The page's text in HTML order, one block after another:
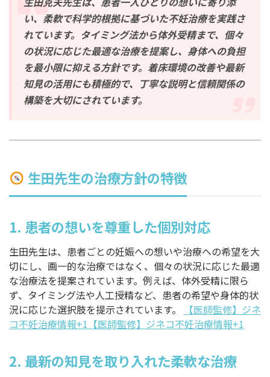
い、柔軟で科学的根拠に基づいた不妊治療を実践さ
れています。タイミング法から体外受精まで、個々
の状況に応じた最適な治療を提案し、身体への負担
を最小限に抑える方針です。着床環境の改善や最新
知見の活用にも積極的で、丁寧な説明と信頼関係の
構築を大切にされています。
生田先生の治療方針の特徴
1. 患者の想いを尊重した個別対応
生田先生は、患者ごとの妊娠への想いや治療への希望を大
切にし、画一的な治療ではなく、個々の状況に応じた最適
な治療法を提案されています。例えば、体外受精に限ら
ず、タイミング法や人工授精など、患者の希望や身体的状
況に応じた選択肢を提示されています。
【医師監修】ジネ
コ不妊治療情報+1【医師監修】ジネコ不妊治療情報+1
2. 最新の知見を取り入れた柔軟な治療